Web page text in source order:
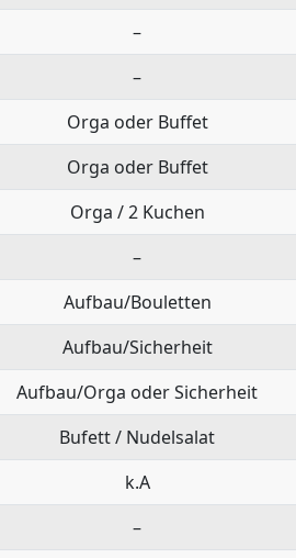
–
–
Orga oder Buffet
Orga oder Buffet
Orga / 2 Kuchen
–
Aufbau/Bouletten
Aufbau/Sicherheit
Aufbau/Orga oder Sicherheit
Bufett / Nudelsalat
k.A
–